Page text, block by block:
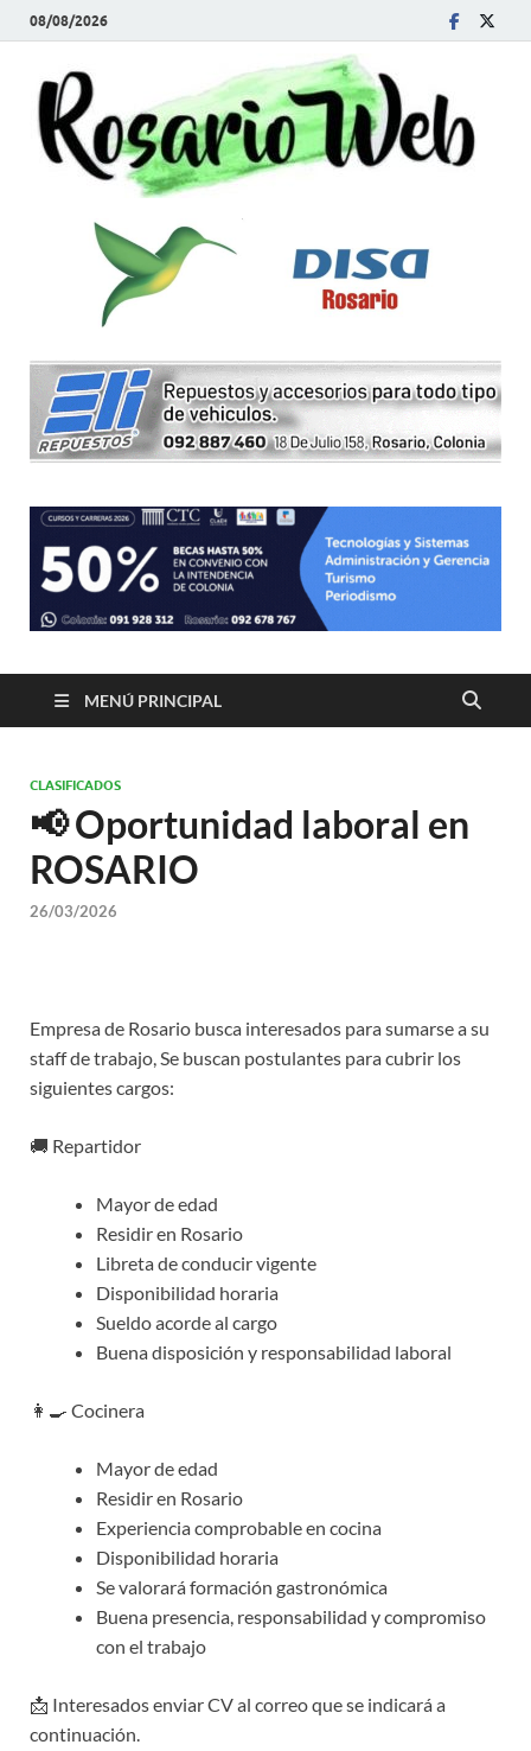
08/08/2026
MENÚ PRINCIPAL
CLASIFICADOS
📢 Oportunidad laboral en
ROSARIO
26/03/2026
Empresa de Rosario busca interesados para sumarse a su
staff de trabajo, Se buscan postulantes para cubrir los
siguientes cargos:
🚚 Repartidor
Mayor de edad
Residir en Rosario
Libreta de conducir vigente
Disponibilidad horaria
Sueldo acorde al cargo
Buena disposición y responsabilidad laboral
👩‍🍳 Cocinera
Mayor de edad
Residir en Rosario
Experiencia comprobable en cocina
Disponibilidad horaria
Se valorará formación gastronómica
Buena presencia, responsabilidad y compromiso
con el trabajo
📩 Interesados enviar CV al correo que se indicará a
continuación.